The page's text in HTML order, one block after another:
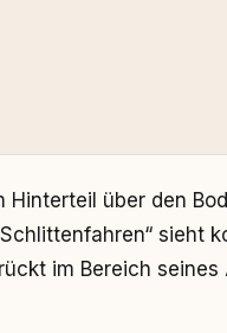
über den
sieht
im Bereich seines